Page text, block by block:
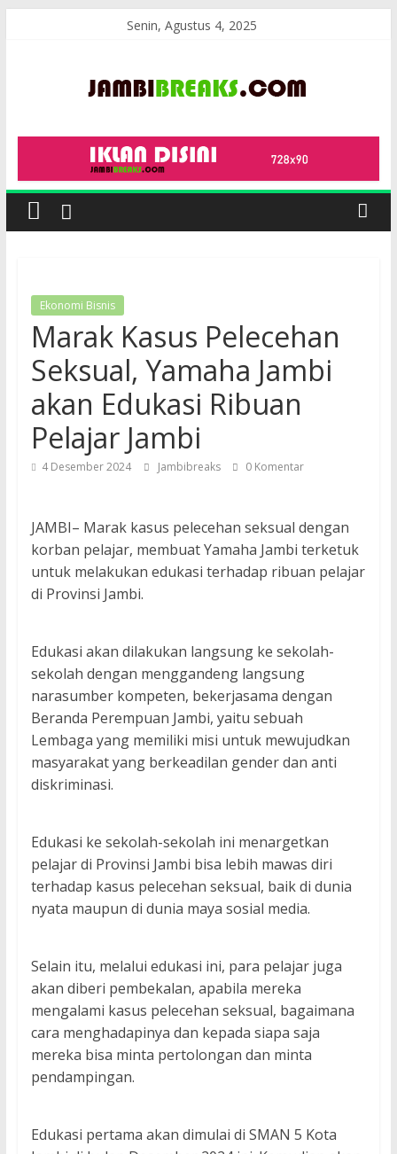
Senin, Agustus 4, 2025
JambiBreaks
Ekonomi Bisnis
Marak Kasus Pelecehan
Seksual, Yamaha Jambi
akan Edukasi Ribuan
Pelajar Jambi
4 Desember 2024 Jambibreaks 0 Komentar
JAMBI– Marak kasus pelecehan seksual dengan
korban pelajar, membuat Yamaha Jambi terketuk
untuk melakukan edukasi terhadap ribuan pelajar
di Provinsi Jambi.
Edukasi akan dilakukan langsung ke sekolah-
sekolah dengan menggandeng langsung
narasumber kompeten, bekerjasama dengan
Beranda Perempuan Jambi, yaitu sebuah
Lembaga yang memiliki misi untuk mewujudkan
masyarakat yang berkeadilan gender dan anti
diskriminasi.
Edukasi ke sekolah-sekolah ini menargetkan
pelajar di Provinsi Jambi bisa lebih mawas diri
terhadap kasus pelecehan seksual, baik di dunia
nyata maupun di dunia maya sosial media.
Selain itu, melalui edukasi ini, para pelajar juga
akan diberi pembekalan, apabila mereka
mengalami kasus pelecehan seksual, bagaimana
cara menghadapinya dan kepada siapa saja
mereka bisa minta pertolongan dan minta
pendampingan.
Edukasi pertama akan dimulai di SMAN 5 Kota